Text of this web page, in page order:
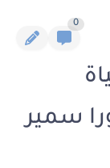
0
بقلم نورا سمير